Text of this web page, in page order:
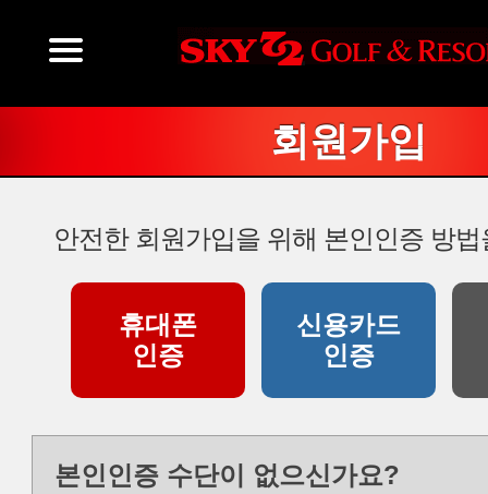
회원가입
안전한 회원가입을 위해 본인인증 방
휴대폰
인증
신용카드
인증
본인인증 수단이 없으신가요?